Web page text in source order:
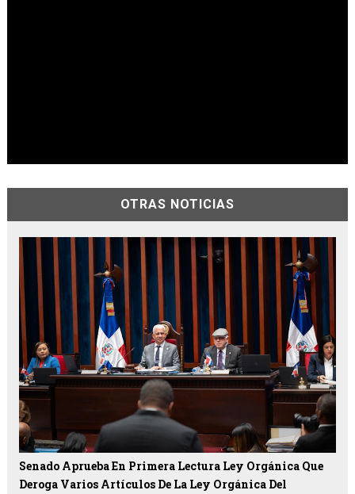
OTRAS NOTICIAS
Senado Aprueba En Primera Lectura Ley Orgánica Que
Deroga Varios Artículos De La Ley Orgánica Del